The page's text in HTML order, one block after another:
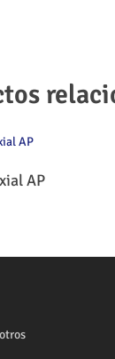
Leer Más
AP